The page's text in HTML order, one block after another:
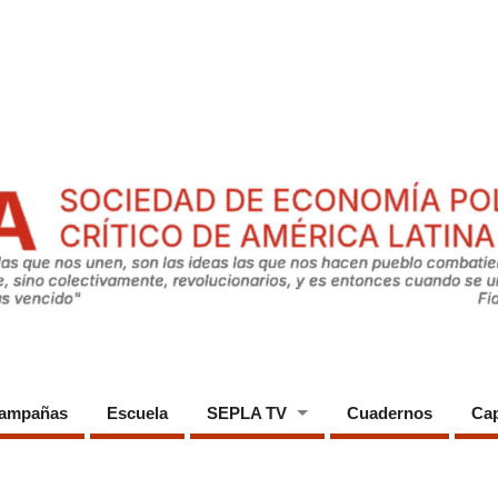
Escuela SEPLA TV Cuadernos